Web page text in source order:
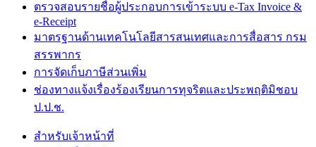
ตรวจสอบรายชื่อผู้ประกอบการเข้าระบบ e-Tax Invoice &
e-Receipt
มาตรฐานด้านเทคโนโลยีสารสนเทศและการสื่อสาร กรม
สรรพากร
การจัดเก็บภาษีส่วนเพิ่ม
ช่องทางแจ้งเรื่องร้องเรียนการทุจริตและประพฤติมิชอบ
ป.ป.ช.
สำหรับเจ้าหน้าที่